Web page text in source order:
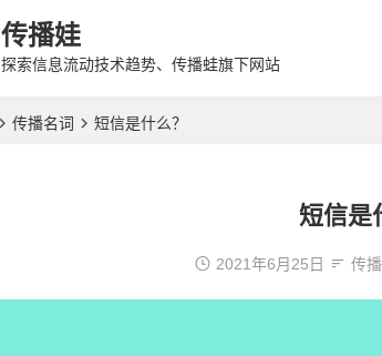
传播娃
探索信息流动技术趋势、传播蛙旗下网站
传播名词 短信是什么？
短信是
2021年6月25日 传